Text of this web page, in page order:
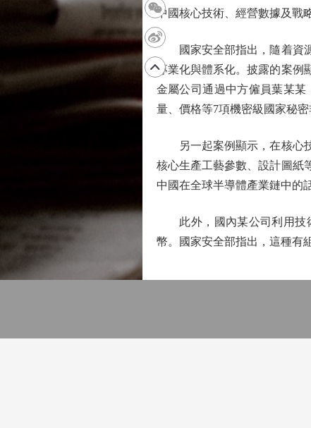
中國核心技術、經營數據及戰
國家安全部指出，隨着資源
專業化與體系化。披露的案例
金屬公司通過中方僱員葉某
量、價格等7項機密級國家秘
另一起案例顯示，在核心技
核心生產工藝參數、設計圖紙
中國在全球半導體產業鏈中的
此外，國內某公司利用技術
幣。國家安全部指出，這種有